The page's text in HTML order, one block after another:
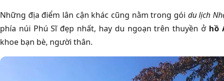
Những địa điểm lân cận khác cũng nằm trong gói du lịch
phía núi Phú Sĩ đẹp nhất, hay du ngoạn trên thuyền ở hồ
khoe bạn bè, người thân.